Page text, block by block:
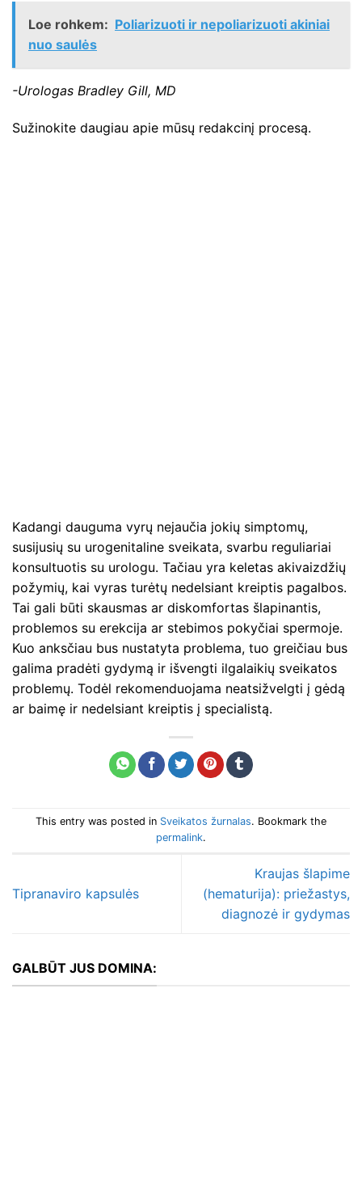
Loe rohkem: Poliarizuoti ir nepoliarizuoti akiniai
nuo saulės
-Urologas Bradley Gill, MD
Sužinokite daugiau apie mūsų redakcinį procesą.
Kadangi dauguma vyrų nejaučia jokių simptomų,
susijusių su urogenitaline sveikata, svarbu reguliariai
konsultuotis su urologu. Tačiau yra keletas akivaizdžių
požymių, kai vyras turėtų nedelsiant kreiptis pagalbos.
Tai gali būti skausmas ar diskomfortas šlapinantis,
problemos su erekcija ar stebimos pokyčiai spermoje.
Kuo anksčiau bus nustatyta problema, tuo greičiau bus
galima pradėti gydymą ir išvengti ilgalaikių sveikatos
problemų. Todėl rekomenduojama neatsižvelgti į gėdą
ar baimę ir nedelsiant kreiptis į specialistą.
This entry was posted in Sveikatos žurnalas. Bookmark the
permalink.
Tipranaviro kapsulės
Kraujas šlapime
(hematurija): priežastys,
diagnozė ir gydymas
GALBŪT JUS DOMINA: